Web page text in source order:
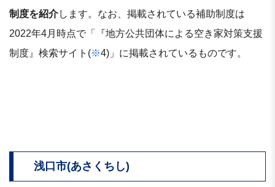
制度を紹介します。なお、掲載されている補助制度は
2022年4月時点で「『地方公共団体による空き家対策支援
制度』検索サイト(※4)」に掲載されているものです。
浅口市(あさくちし)